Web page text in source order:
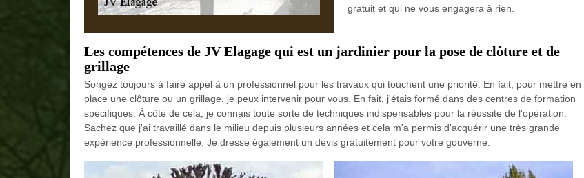
gratuit et qui ne vous engagera à rien.
Les compétences de JV Elagage qui est un jardinier pour la pose de clôture et de
grillage
Songez toujours à faire appel à un professionnel pour les travaux qui touchent une priorité. En fait, pour mettre en
place une clôture ou un grillage, je peux intervenir pour vous. En fait, j'étais formé dans des centres de formation
spécifiques. À côté de cela, je connais toute sorte de techniques indispensables pour la réussite de l'opération.
Sachez que j'ai travaillé dans le milieu depuis plusieurs années et cela m'a permis d'acquérir une très grande
expérience professionnelle. Je dresse également un devis gratuitement pour votre gouverne.